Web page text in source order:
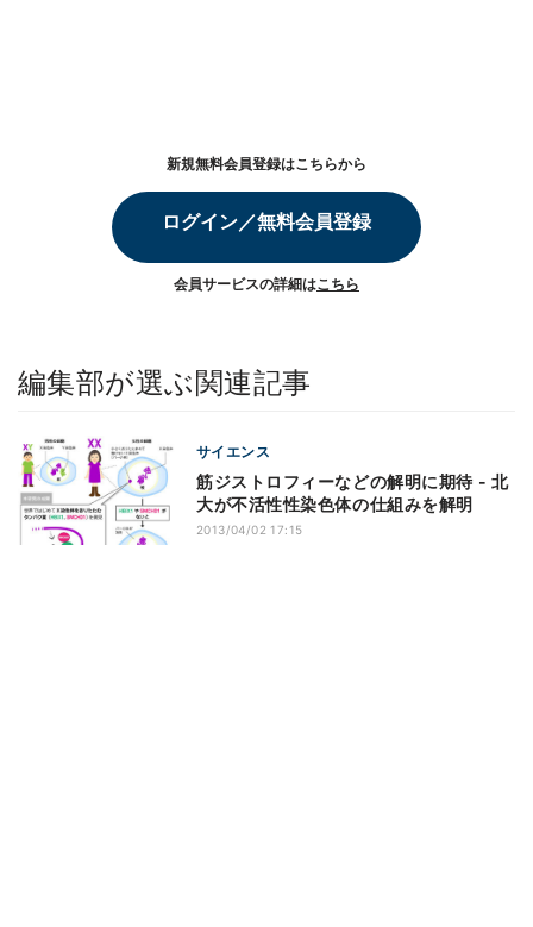
新規無料会員登録はこちらから
ログイン／無料会員登録
会員サービスの詳細はこちら
編集部が選ぶ関連記事
サイエンス
筋ジストロフィーなどの解明に期待 - 北
大が不活性性染色体の仕組みを解明
2013/04/02 17:15